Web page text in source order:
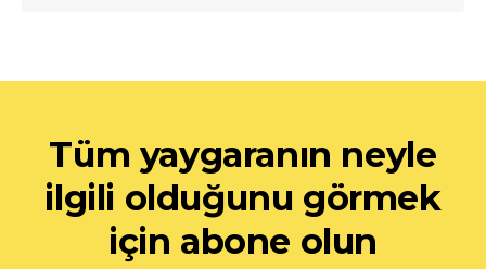
Tüm yaygaranın neyle
ilgili olduğunu görmek
için abone olun